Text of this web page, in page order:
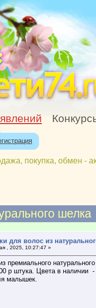
покупка, обмен -
шелка
для волос из
, 2025, 10:27:47 »
премиального
р штука. Цвета в наличии
малышек.